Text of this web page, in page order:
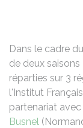
Dans le cadre
de deux
réparties sur 3
l'Institut
partenariat
Busnel